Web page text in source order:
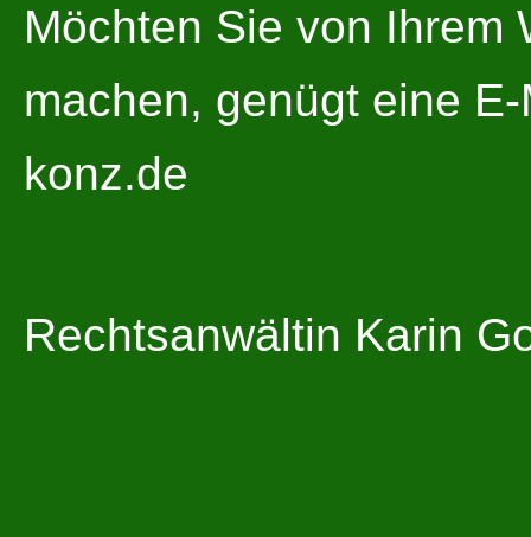
Möchten Sie von Ihrem
machen, genügt eine
konz.de
Rechtsanwältin Karin